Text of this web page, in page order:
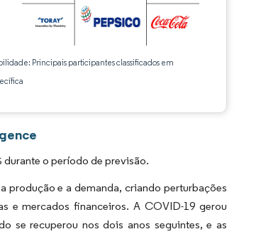
Principais participantes classificados em
durante o período de previsão.
produção e a demanda, criando perturbações
e mercados financeiros. A COVID-19 gerou
se recuperou nos dois anos seguintes, e as